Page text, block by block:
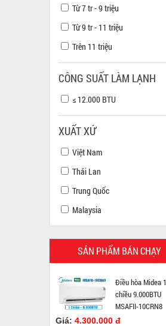
Từ 7 tr - 9 triệu
Từ 9 tr - 11 triệu
Trên 11 triệu
CÔNG SUẤT LÀM LẠNH
≤ 12.000 BTU
XUẤT XỨ
Việt Nam
Thái Lan
Trung Quốc
Malaysia
SẢN PHẨM BÁN CHẠY
Điều hòa Midea 1
chiều 9.000BTU
MSAFII-10CRN8
Giá: 4.300.000 đ